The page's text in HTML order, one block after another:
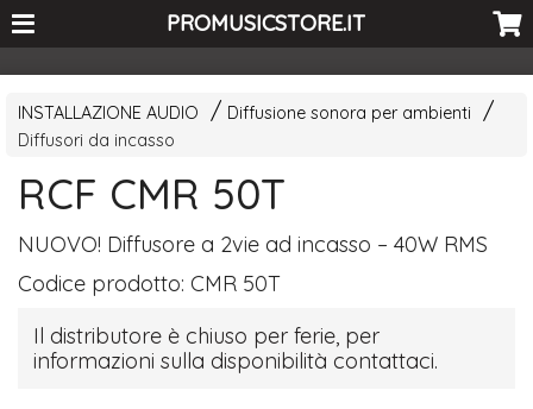
<-- Curio's GSC -->PROMUSICSTORE.IT
INSTALLAZIONE AUDIO
Diffusione sonora per ambienti
Diffusori da incasso
RCF CMR 50T
NUOVO! Diffusore a 2vie ad incasso – 40W RMS
Codice prodotto:CMR 50T
Il distributore è chiuso per ferie, per
informazioni sulla disponibilità contattaci.